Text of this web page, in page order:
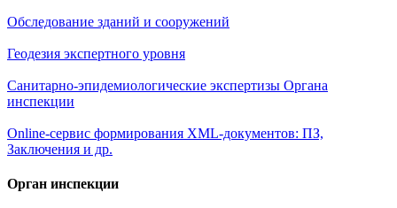
Обследование зданий и сооружений
Геодезия экспертного уровня
Санитарно-эпидемиологические экспертизы Органа
инспекции
Online-сервис формирования XML-документов: ПЗ,
Заключения и др.
Орган инспекции